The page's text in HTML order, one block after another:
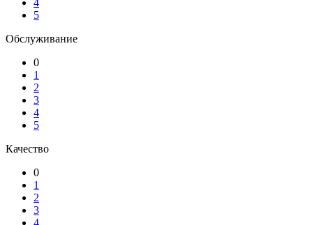
4
5
Обслуживание
0
1
2
3
4
5
Качество
0
1
2
3